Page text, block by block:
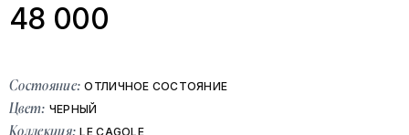
48 000
Состояние: ОТЛИЧНОЕ СОСТОЯНИЕ
Цвет: ЧЕРНЫЙ
Коллекция: LE CAGOLE